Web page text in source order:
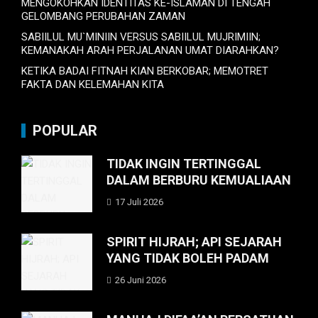
MENGOKOHKAN IDENTITAS KE-ISLAMAN DI TENGAH
GELOMBANG PERUBAHAN ZAMAN
SABIILUL MU`MINIIN VERSUS SABIILUL MUJRIMIIN;
KEMANAKAH ARAH PERJALANAN UMAT DIARAHKAN?
KETIKA BADAI FITNAH KIAN BERKOBAR; MEMOTRET
FAKTA DAN KELEMAHAN KITA
POPULAR
TIDAK INGIN TERTINGGAL
DALAM BERBURU KEMUALIAAN
17 Juli 2026
SPIRIT HIJRAH; API SEJARAH
YANG TIDAK BOLEH PADAM
26 Juni 2026